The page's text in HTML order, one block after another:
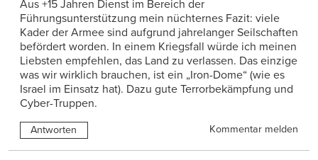
Aus +15 Jahren Dienst im Bereich der
Führungsunterstützung mein nüchternes Fazit: viele
Kader der Armee sind aufgrund jahrelanger Seilschaften
befördert worden. In einem Kriegsfall würde ich meinen
Liebsten empfehlen, das Land zu verlassen. Das einzige
was wir wirklich brauchen, ist ein „Iron-Dome“ (wie es
Israel im Einsatz hat). Dazu gute Terrorbekämpfung und
Cyber-Truppen.
Antworten Kommentar melden